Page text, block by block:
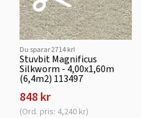
Du sparar 2714 kr!
Stuvbit Magnificus
Silkworm - 4,00x1,60m
(6,4m2) 113497
848 kr
(Ord. pris: 4,240 kr)